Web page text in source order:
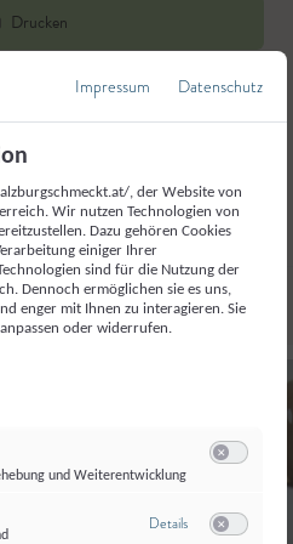
gut bemehlte
zwei Teile teilen und
grob zu einem runden Laib
und klebrig.
Gärkorb (oder eine
warmen Ort (27 bis
Drucken
Liken
Impressum Datenschutz
, der Website von
Wir nutzen Technologien von
Dazu gehören Cookies
einiger Ihrer
sind für die Nutzung der
Dennoch ermöglichen sie es uns,
enger mit Ihnen zu interagieren. Sie
oder widerrufen.
und Weiterentwicklung
Detailszu Meta Pixel